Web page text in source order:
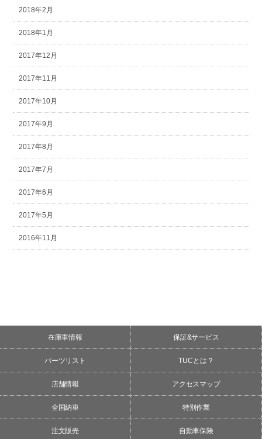
2018年2月
2018年1月
2017年12月
2017年11月
2017年10月
2017年9月
2017年8月
2017年7月
2017年6月
2017年5月
2016年11月
在庫車情報 保証&サービス
パーツリスト TUCとは？
店舗情報 アクセスマップ
全国納車 特別作業
注文販売 自動車保険